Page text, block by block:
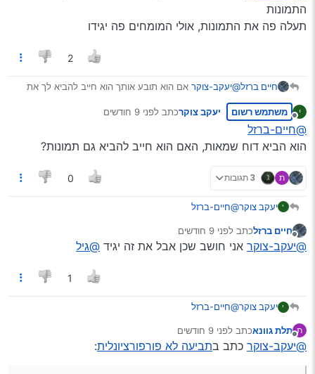
התמונות
תעלה פה את התמונות, אולי המומחים פה יגידו
2
חיים ברזל@יעקב-צוקר אם הוא תובע אותך הוא חייב להביא לך את
תעלה פה את התמונות, אולי המומחים פה יגידו
י
מנותק
משתמש רשום יעקב צוקרכתב לפני 9 חודשים
נערך לאחרונה על ידי
@חיים-ברזל
הוא הביא דוח שמאות, האם הוא חייב להביא גם תמונות?
ת 3 תגובות 0
י יעקב צוקר@חיים-ברזל
מנותק
חיים ברזלכתב לפני 9 חודשים
נערך לאחרונה על ידי
@יעקב-צוקר אני חושב שכן אבל את זה יגיד @גיל
1
י יעקב צוקר@חיים-ברזל
ת
מנותק
תלת גוונאכתב לפני 9 חודשים
נערך לאחרונה על ידי
@יעקב-צוקר כתב בתביעה לא פורפורציונלית: